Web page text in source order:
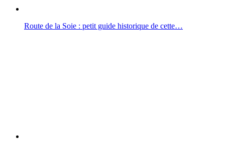
Route de la Soie : petit guide historique de cette…